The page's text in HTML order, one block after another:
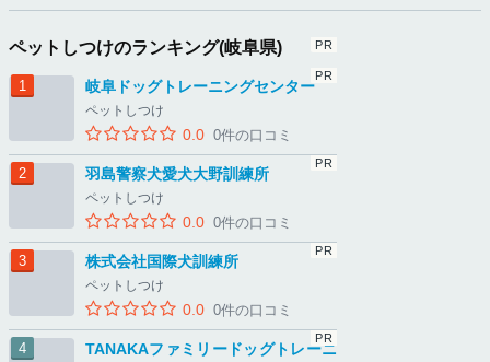
ペットしつけのランキング(岐阜県)
岐阜ドッグトレーニングセンター
ペットしつけ
0.0 0件の口コミ
羽島警察犬愛犬大野訓練所
ペットしつけ
0.0 0件の口コミ
株式会社国際犬訓練所
ペットしつけ
0.0 0件の口コミ
TANAKAファミリードッグトレーニ